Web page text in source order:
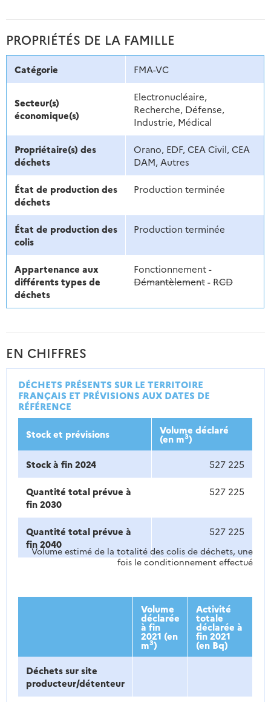
PROPRIÉTÉS DE LA FAMILLE
Catégorie FMA-VC
Secteur(s)
économique(s)
Electronucléaire,
Recherche, Défense,
Industrie, Médical
Propriétaire(s) des
déchets
Orano, EDF, CEA Civil, CEA
DAM, Autres
État de production des
déchets
Production terminée
État de production des
colis
Production terminée
Appartenance aux
différents types de
déchets
Fonctionnement -
Démantèlement-RCD
EN CHIFFRES
DÉCHETS PRÉSENTS SUR LE TERRITOIRE
FRANÇAIS ET PRÉVISIONS AUX DATES DE
RÉFÉRENCE
Stock et prévisions Volume déclaré
(en m3)
Stock à fin 2024
527 225
Quantité total prévue à
fin 2030
527 225
Quantité total prévue à
fin 2040
527 225
Volume estimé de la totalité des colis de déchets, une
fois le conditionnement effectué
Volume
déclarée
à fin
2021 (en
m3)
Activité
totale
déclarée à
fin 2021
(en Bq)
Déchets sur site
producteur/détenteur